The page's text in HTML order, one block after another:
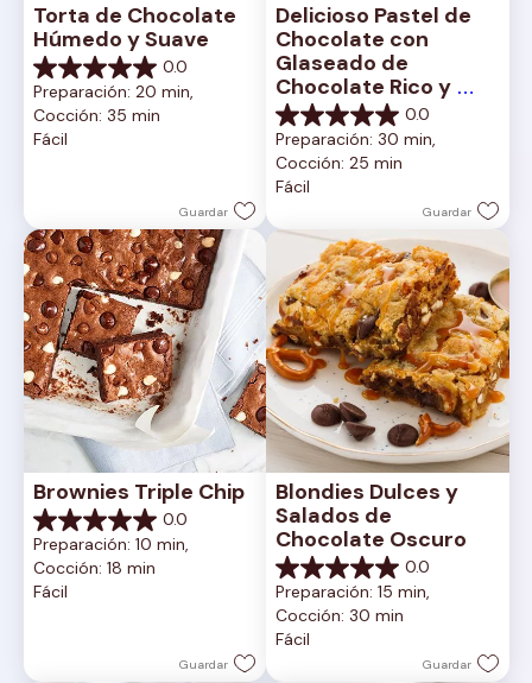
Torta de Chocolate
Húmedo y Suave
0.0
0.0
de
5
estrellas.
Preparación: 20 min,
Cocción: 35 min
Fácil
Guardar
Delicioso Pastel de
Chocolate con
Glaseado de
Chocolate Rico y
Cremoso
0.0
0.0
de
5
estrellas.
Preparación: 30 min,
Cocción: 25 min
Fácil
Guardar
Brownies Triple Chip
0.0
0.0
de
5
estrellas.
Preparación: 10 min,
Cocción: 18 min
Fácil
Guardar
Blondies Dulces y
Salados de
Chocolate Oscuro
0.0
0.0
de
5
estrellas.
Preparación: 15 min,
Cocción: 30 min
Fácil
Guardar